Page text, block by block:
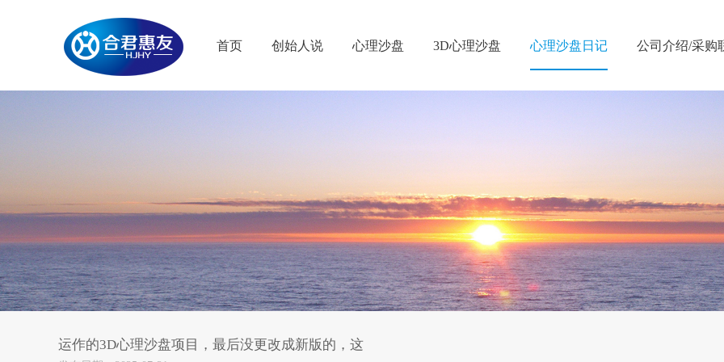
首页 创始人说 心理沙盘 3D心理沙盘 心理沙盘日记 公司介绍/采购
运作的3D心理沙盘项目，最后没更改成新版的，这